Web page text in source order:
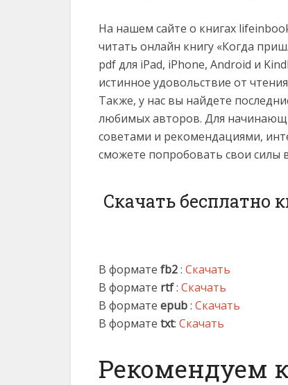
На нашем сайте о книгах
читать онлайн книгу «Когда
pdf для iPad, iPhone, Android и
истинное удовольствие от
Также, у нас вы найдете
любимых авторов. Для
советами и рекомендациями,
сможете попробовать свои силы
Скачать бесплатно
В формате fb2: Скачать
В формате rtf: Скачать
В формате epub: Скачать
В формате txt: Скачать
Рекомендуем